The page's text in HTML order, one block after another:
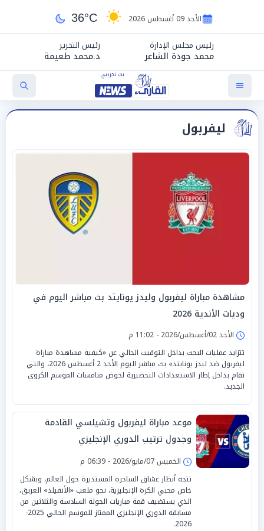
الأحد 09 أغسطس 2026 36°C
رئيس مجلس الإدارة
محمد جودة الشاعر
رئيس التحرير
د.محمد طعيمة
ليفربول
مشاهدة مباراة ليفربول وليدز يونايتد بث مباشر اليوم في
وديات الأندية 2026
الأحد 02/أغسطس/2026 - 11:02 م
تتزايد عمليات البحث بداخل التوقيت الحالي عن «كيفية مشاهدة مباراة
ليفربول ضد ليدز يونايتد» بث مباشر اليوم الأحد 2 أغسطس 2026، والتي
تقام بداخل إطار الاستعدادات التحضيرية لخوض منافسات الموسم الكروي
الجديد.
موعد مباراة ليفربول وتشيلسي القادمة
وجدول ترتيب الدوري الإنجليزي
الخميس 07/مايو/2026 - 06:39 م
تتجه أنظار عشاق الساحرة المستديرة حول العالم، وبشكل
خاص محبي الكرة الإنجليزية، نحو ملعب «الأنفيلد» العريق،
الذي يستضيف قمة مباريات الجولة السادسة والثلاثين من
مسابقة الدوري الإنجليزي الممتاز للموسم الحالي 2025-
2026.